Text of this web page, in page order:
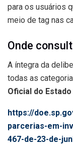
para os usuários
meio de tag nas
Onde
A íntegra da
todas as
Oficial do
https://
parcerias-em-
467-de-23-de-